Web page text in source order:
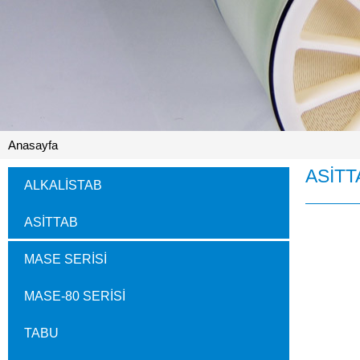
Anasayfa
ALKALİSTAB
ASİTTAB
MASE SERİSİ
MASE-80 SERİSİ
TABU